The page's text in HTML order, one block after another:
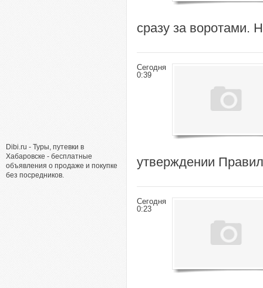
Dibi.ru - Туры, путевки в
Хабаровске - бесплатные
объявления о продаже и покупке
без посредников.
сразу за воротами.
Сегодня
0:39
утверждении
Сегодня
0:23